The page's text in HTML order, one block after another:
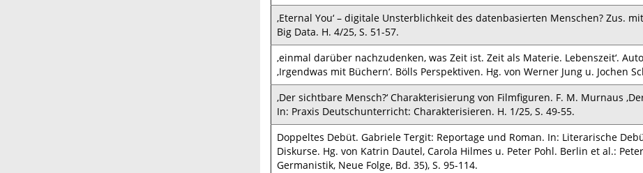
‚Eternal You‘ – digitale Unsterblichkeit des datenbasierten Menschen? Zus.
Big Data. H. 4/25, S. 51-57.
‚einmal darüber nachzudenken, was Zeit ist. Zeit als Materie. Lebenszeit‘.
‚Irgendwas mit Büchern‘. Bölls Perspektiven. Hg. von Werner Jung u. Jochen
‚Der sichtbare Mensch?‘ Charakterisierung von Filmfiguren. F. M. Murnaus
In: Praxis Deutschunterricht: Charakterisieren. H. 1/25, S. 49-55.
Doppeltes Debüt. Gabriele Tergit: Reportage und Roman. In: Literarische
Diskurse. Hg. von Katrin Dautel, Carola Hilmes u. Peter Pohl. Berlin et al.:
Germanistik, Neue Folge, Bd. 35), S. 95-114.